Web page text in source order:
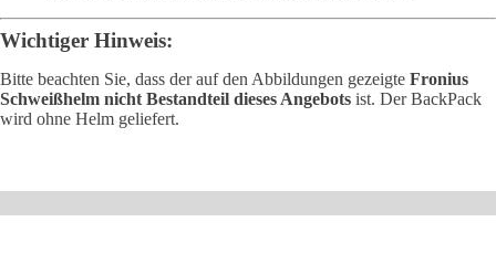
Wichtiger Hinweis:
Bitte beachten Sie, dass der auf den Abbildungen gezeigte Fronius
Schweißhelm nicht Bestandteil dieses Angebots ist. Der BackPack
wird ohne Helm geliefert.